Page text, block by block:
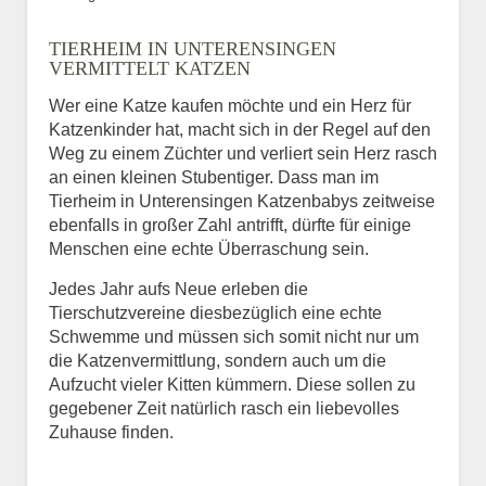
BILD HOCHLADEN
Vermisst seit
Ort des Verschwindens
TIERHEIM IN UNTERENSINGEN
VERMITTELT KATZEN
Wer eine Katze kaufen möchte und ein Herz für
Katzenkinder hat, macht sich in der Regel auf den
Weg zu einem Züchter und verliert sein Herz rasch
an einen kleinen Stubentiger. Dass man im
Tierheim in Unterensingen Katzenbabys zeitweise
ebenfalls in großer Zahl antrifft, dürfte für einige
Menschen eine echte Überraschung sein.
Jedes Jahr aufs Neue erleben die
Tierschutzvereine diesbezüglich eine echte
Schwemme und müssen sich somit nicht nur um
die Katzenvermittlung, sondern auch um die
Aufzucht vieler Kitten kümmern. Diese sollen zu
gegebener Zeit natürlich rasch ein liebevolles
Zuhause finden.